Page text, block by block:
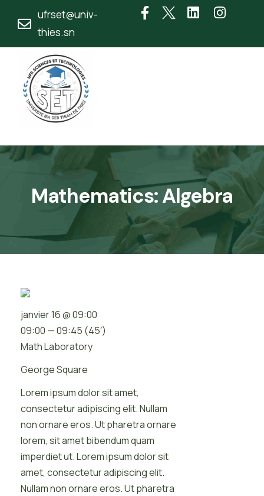
ufrset@univ-
thies.sn
Mathematics: Algebra
Lorem ipsum dolor sit amet,
consectetur adipiscing elit. Nullam
non ornare eros. Ut pharetra ornare
lorem, sit amet bibendum quam
imperdiet ut. Lorem ipsum dolor sit
amet, consectetur adipiscing elit.
Nullam non ornare eros. Ut pharetra
janvier 16 @ 09:00
09:00 — 09:45 (45′)
Math Laboratory
George Square